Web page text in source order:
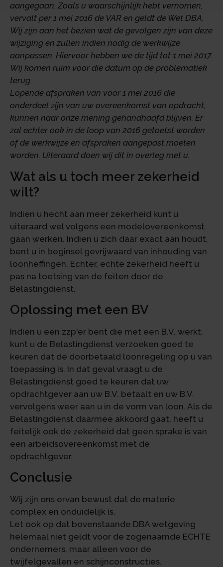
aangegaan. Zoals u waarschijnlijk hebt vernomen,
vervalt per 1 mei 2016 de VAR en geldt de Wet DBA.
Wij zijn aan het bezien wat de gevolgen zijn van deze
wijziging en zullen indien nodig de werkwijze
aanpassen. Hiervoor hebben we de tijd tot 1 mei 2017.
Wij komen ruim voor die datum op de problematiek
terug.
Lopende afspraken van voor 1 mei 2016 die
onderdeel zijn van uw overeenkomst van opdracht,
kunnen naar onze mening gehandhaafd blijven. Er
zal echter ook in de loop van 2016 getoetst worden
of de werkwijze en afspraken aangepast moeten
worden. Uiteraard doen wij dit in overleg met u.
Wat als u toch meer zekerheid
wilt?
Indien u hecht aan meer zekerheid kunt u
uiteraard wel volgens een modelovereenkomst
gaan werken. Indien u zich daar exact aan houdt,
bent u in beginsel gevrijwaard van inhouding van
loonheffingen. Echter, echte zekerheid heeft u
pas na toetsing van de feiten door de
Belastingdienst.
Oplossing met een BV
Indien u een zzp'er bent die met een B.V. werkt,
kunt u de Belastingdienst verzoeken goed te
keuren dat de doorbetaald loonregeling op u van
toepassing is. In dat geval vraagt u de
Belastingdienst goed te keuren dat uw
opdrachtgever aan uw B.V. betaalt en uw B.V.
vervolgens weer aan u in de vorm van loon. Als de
Belastingdienst daarmee akkoord gaat, heeft u
feitelijk ook de zekerheid dat geen sprake is van
een arbeidsovereenkomst met de
opdrachtgever.
Conclusie
Wij zijn ons ervan bewust dat de materie
complex en onduidelijk is.
Let ook op dat bovenstaande DBA wetgeving
helemaal niet geldt voor de zogenaamde ECHTE
ondernemers, maar alleen voor de
twijfelgevallen en schijnconstructies.